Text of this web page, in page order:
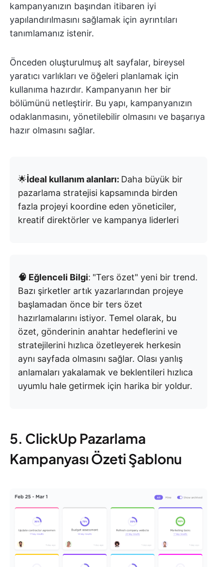
kampanyanızın başından itibaren iyi
yapılandırılmasını sağlamak için ayrıntıları
tanımlamanız istenir.
Önceden oluşturulmuş alt sayfalar, bireysel
yaratıcı varlıkları ve öğeleri planlamak için
kullanıma hazırdır. Kampanyanın her bir
bölümünü netleştirir. Bu yapı, kampanyanızın
odaklanmasını, yönetilebilir olmasını ve başarıya
hazır olmasını sağlar.
🌟İdeal kullanım alanları: Daha büyük bir
pazarlama stratejisi kapsamında birden
fazla projeyi koordine eden yöneticiler,
kreatif direktörler ve kampanya liderleri
🧠 Eğlenceli Bilgi: "Ters özet" yeni bir trend.
Bazı şirketler artık yazarlarından projeye
başlamadan önce bir ters özet
hazırlamalarını istiyor. Temel olarak, bu
özet, gönderinin anahtar hedeflerini ve
stratejilerini hızlıca özetleyerek herkesin
aynı sayfada olmasını sağlar. Olası yanlış
anlamaları yakalamak ve beklentileri hızlıca
uyumlu hale getirmek için harika bir yoldur.
5. ClickUp Pazarlama
Kampanyası Özeti Şablonu